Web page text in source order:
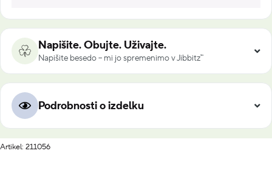
Napišite. Obujte. Uživajte.
Napišite besedo – mi jo spremenimo v Jibbitz™
Podrobnosti o izdelku
Artikel: 211056